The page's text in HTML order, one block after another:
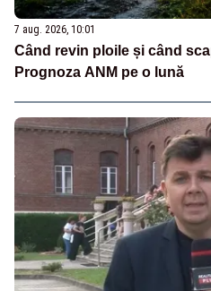
7 aug. 2026, 10:01
Când revin ploile și când
Prognoza ANM pe o lună